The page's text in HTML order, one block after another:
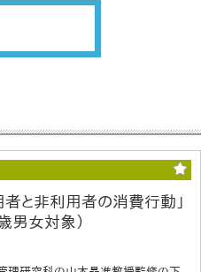
者と非利用者の消費行動」
男女対象）